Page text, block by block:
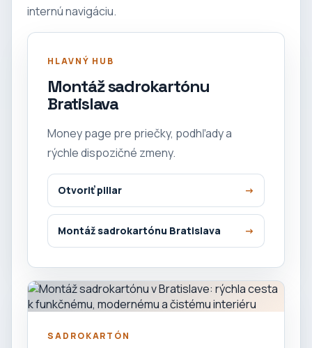
internú navigáciu.
HLAVNÝ HUB
Montáž sadrokartónu
Bratislava
Money page pre priečky, podhľady a
rýchle dispozičné zmeny.
Otvoriť pillar
Montáž sadrokartónu Bratislava
SADROKARTÓN